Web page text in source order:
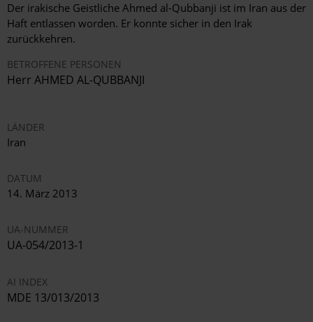
Der irakische Geistliche Ahmed al-Qubbanji ist im Iran aus der
Haft entlassen worden. Er konnte sicher in den Irak
zurückkehren.
BETROFFENE PERSONEN
Herr AHMED AL-QUBBANJI
LÄNDER
Iran
DATUM
14. März 2013
UA-NUMMER
UA-054/2013-1
AI INDEX
MDE 13/013/2013